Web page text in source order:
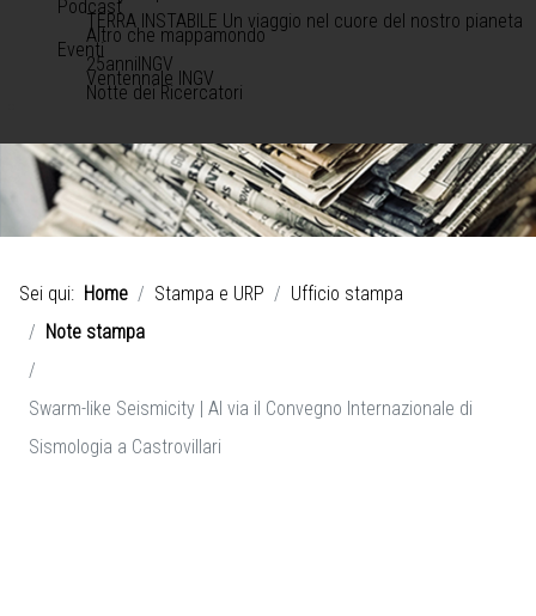
Podcast
TERRA INSTABILE Un viaggio nel cuore del nostro pianeta
Altro che mappamondo
Eventi
25anniINGV
Ventennale INGV
Notte dei Ricercatori
Sei qui: Home Stampa e URP
Ufficio stampa
Note stampa
Swarm-like Seismicity | Al via il Convegno Internazionale di
Sismologia a Castrovillari